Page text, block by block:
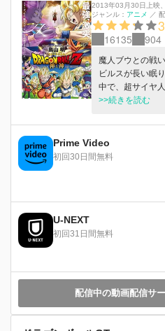
2013年03月30日上映
ジャンル： アニメ ／
16135 904
魔人ブウとの戦
ビルスが長い眠
中で、超サイヤ
ヤ人に興味を示
に開かれていた。
>>続きを読む
Prime Video
初回30日間無料
U-NEXT
初回31日間無料
配信中の動画配信サ